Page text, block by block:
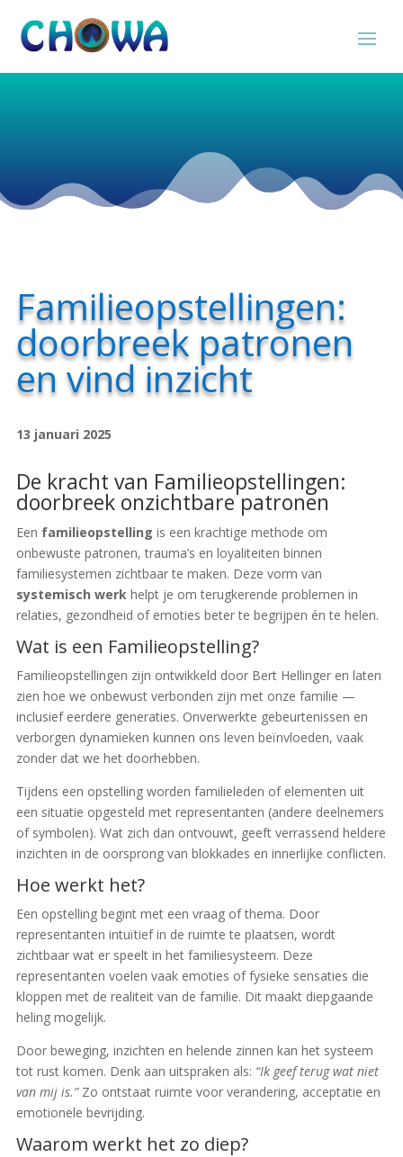
Familieopstellingen:
doorbreek patronen
en vind inzicht
13 januari 2025
De kracht van Familieopstellingen:
doorbreek onzichtbare patronen
Een familieopstelling is een krachtige methode om
onbewuste patronen, trauma’s en loyaliteiten binnen
familiesystemen zichtbaar te maken. Deze vorm van
systemisch werkhelpt je om terugkerende problemen in
relaties, gezondheid of emoties beter te begrijpen én te helen.
Wat is een Familieopstelling?
Familieopstellingen zijn ontwikkeld door Bert Hellinger en laten
zien hoe we onbewust verbonden zijn met onze familie —
inclusief eerdere generaties. Onverwerkte gebeurtenissen en
verborgen dynamieken kunnen ons leven beïnvloeden, vaak
zonder dat we het doorhebben.
Tijdens een opstelling worden familieleden of elementen uit
een situatie opgesteld met representanten (andere deelnemers
of symbolen). Wat zich dan ontvouwt, geeft verrassend heldere
inzichten in de oorsprong van blokkades en innerlijke conflicten.
Hoe werkt het?
Een opstelling begint met een vraag of thema. Door
representanten intuïtief in de ruimte te plaatsen, wordt
zichtbaar wat er speelt in het familiesysteem. Deze
representanten voelen vaak emoties of fysieke sensaties die
kloppen met de realiteit van de familie. Dit maakt diepgaande
heling mogelijk.
Door beweging, inzichten en helende zinnen kan het systeem
tot rust komen. Denk aan uitspraken als: “Ik geef terug wat niet
van mij is.”Zo ontstaat ruimte voor verandering, acceptatie en
emotionele bevrijding.
Waarom werkt het zo diep?